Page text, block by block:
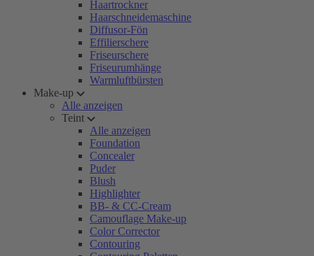
Haartrockner
Haarschneidemaschine
Diffusor-Fön
Effilierschere
Friseurschere
Friseurumhänge
Warmluftbürsten
Make-up
Alle anzeigen
Teint
Alle anzeigen
Foundation
Concealer
Puder
Blush
Highlighter
BB- & CC-Cream
Camouflage Make-up
Color Corrector
Contouring